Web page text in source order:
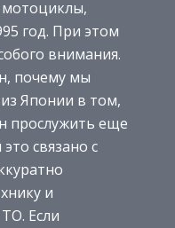
мотоциклы,
год. При этом
внимания.
почему мы
Японии в том,
прослужить еще
связано с
и
Если